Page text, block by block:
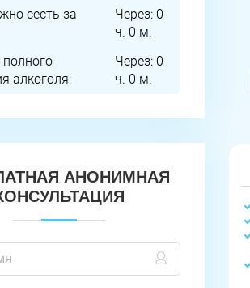
сесть за
Через: 0
ч. 0 м.
алкоголя:
Через: 0
ч. 0 м.
АНОНИМНАЯ